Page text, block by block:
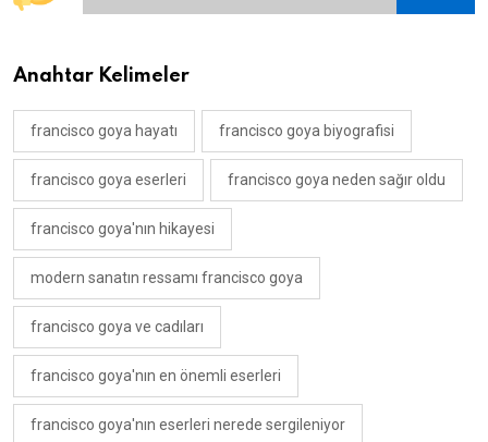
Anahtar Kelimeler
francisco goya hayatı francisco goya biyografisi
francisco goya eserleri francisco goya neden sağır oldu
francisco goya'nın hikayesi
modern sanatın ressamı francisco goya
francisco goya ve cadıları
francisco goya'nın en önemli eserleri
francisco goya'nın eserleri nerede sergileniyor